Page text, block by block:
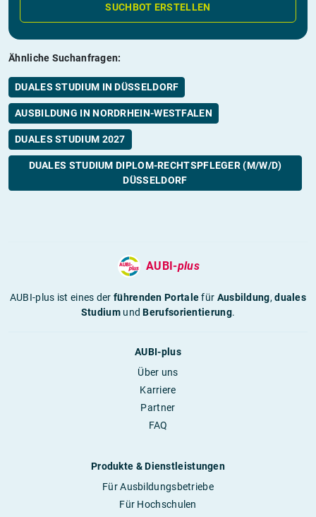
SUCHBOT ERSTELLEN
Ähnliche Suchanfragen:
DUALES STUDIUM IN DÜSSELDORF
AUSBILDUNG IN NORDRHEIN-WESTFALEN
DUALES STUDIUM 2027
DUALES STUDIUM DIPLOM-RECHTSPFLEGER (M/W/D)
DÜSSELDORF
AUBI-plus
AUBI-plus ist eines derführenden Portalefür Ausbildung,duales
StudiumundBerufsorientierung.
AUBI-plus
Über uns
Karriere
Partner
FAQ
Produkte & Dienstleistungen
Für Ausbildungsbetriebe
Für Hochschulen